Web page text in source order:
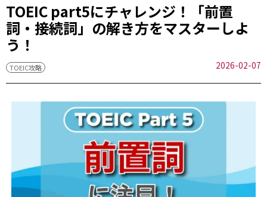
TOEIC part5にチャレンジ！「前置
詞・接続詞」の解き方をマスターしよ
う！
TOEIC攻略 2026-02-07